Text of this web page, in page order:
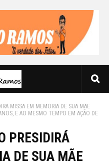
MISSA EM MEMÓRIA DE SUA MÃE
E AO MESMO TEMPO EM AÇÃO DE
PRESIDIRÁ
DE SUA MÃE